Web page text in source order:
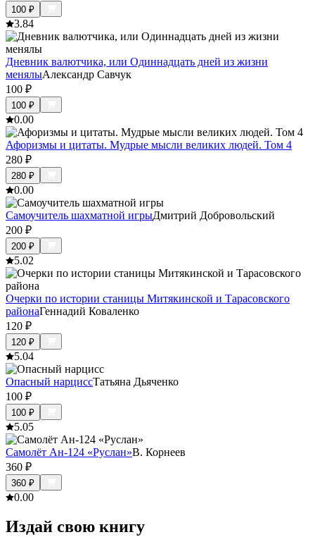
100 ₽
3.84
Дневник валютчика, или Одиннадцать дней из жизни
менялыАлександр Савчук
100 ₽
100 ₽
0.00
Афоризмы и цитаты. Мудрые мысли великих людей. Том 4
280 ₽
280 ₽
0.00
Самоучитель шахматной игрыДмитрий Добровольский
200 ₽
200 ₽
5.02
Очерки по истории станицы Митякинской и Тарасовского
районаГеннадий Коваленко
120 ₽
120 ₽
5.04
Опасный нарциссTатьяна Дьяченко
100 ₽
100 ₽
5.05
Самолёт Ан-124 «Руслан»В. Корнеев
360 ₽
360 ₽
0.00
Издай свою книгу